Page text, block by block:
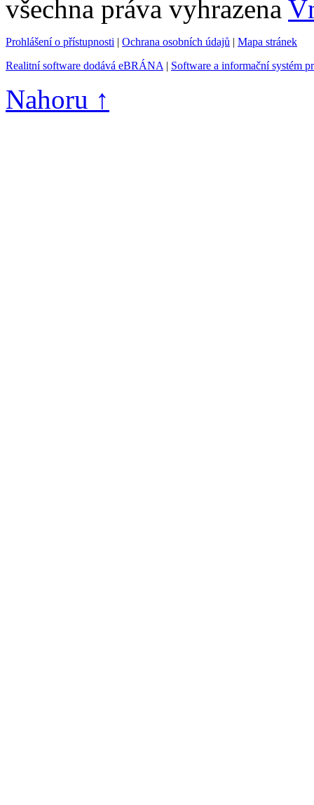
všechna práva vyhrazena
Prohlášení o přístupnosti | Ochrana osobních údajů | Mapa stránek
Realitní software dodává eBRÁNA | Software a informační systém
Nahoru ↑